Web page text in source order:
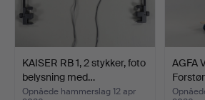
KAISER RB 1, 2 stykker, foto
belysning med…
Opnåede hammerslag 12 apr
AGFA